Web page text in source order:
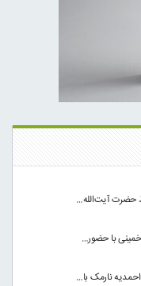
حضرت آیت‌الله…
خمینی با حضور…
نارمک با…